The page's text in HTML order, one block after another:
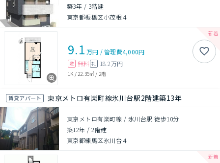
築3年 / 3階建
東京都板橋区小茂根４
9.1 万円 /管理費4,000円
敷 無料 礼 18.2万円
1K / 22.35㎡ / 2階
賃貸アパート 東京メトロ有楽町線氷川台駅2階建築13年
東京メトロ有楽町線 / 氷川台駅 徒歩10分
築12年 /2階建
東京都練馬区氷川台４